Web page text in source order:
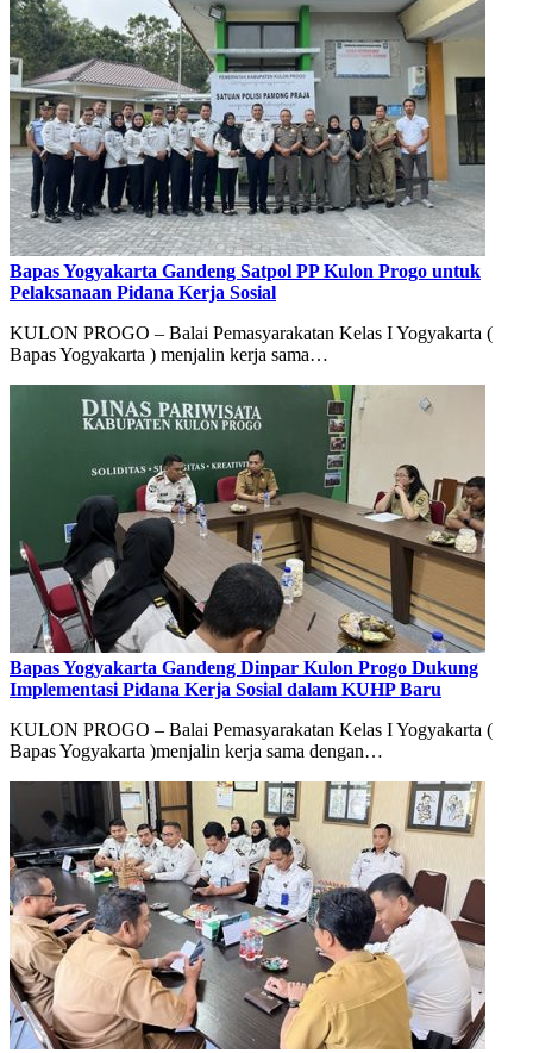
Bapas Yogyakarta Gandeng Satpol PP Kulon Progo untuk
Pelaksanaan Pidana Kerja Sosial
KULON PROGO – Balai Pemasyarakatan Kelas I Yogyakarta (
Bapas Yogyakarta ) menjalin kerja sama…
Bapas Yogyakarta Gandeng Dinpar Kulon Progo Dukung
Implementasi Pidana Kerja Sosial dalam KUHP Baru
KULON PROGO – Balai Pemasyarakatan Kelas I Yogyakarta (
Bapas Yogyakarta )menjalin kerja sama dengan…